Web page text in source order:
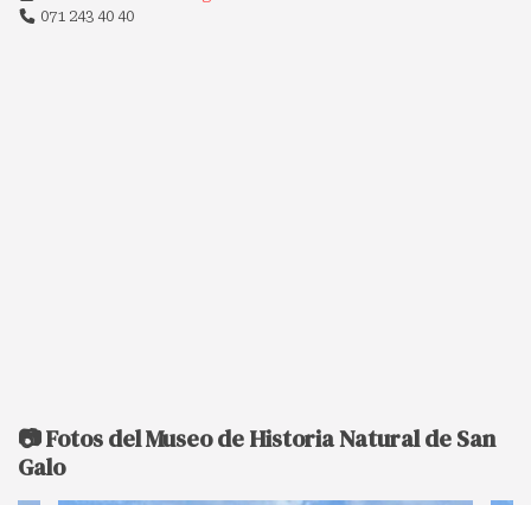
071 243 40 40
📷 Fotos del Museo de Historia Natural de San
Galo